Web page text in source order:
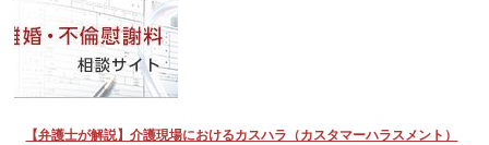
【弁護士が解説】介護現場におけるカスハラ（カスタマーハラスメント）